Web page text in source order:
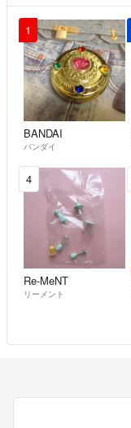
1
BANDAI
バンダイ
4
Re-MeNT
リーメント